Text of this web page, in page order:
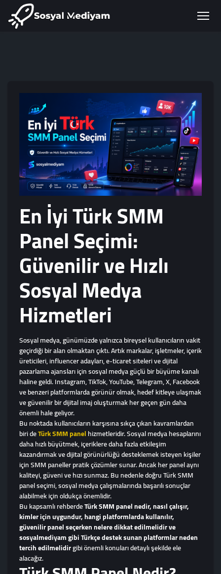
En İyi Türk SMM
Panel Seçimi:
Güvenilir ve Hızlı
Sosyal Medya
Hizmetleri
Sosyal medya, günümüzde yalnızca bireysel kullanıcıların vakit
geçirdiği bir alan olmaktan çıktı. Artık markalar, işletmeler, içerik
üreticileri, influencer adayları, e-ticaret siteleri ve dijital
pazarlama ajansları için sosyal medya güçlü bir büyüme kanalı
haline geldi. Instagram, TikTok, YouTube, Telegram, X, Facebook
ve benzeri platformlarda görünür olmak, hedef kitleye ulaşmak
ve güvenilir bir dijital imaj oluşturmak her geçen gün daha
önemli hale geliyor.
Bu noktada kullanıcıların karşısına sıkça çıkan kavramlardan
biri deTürk SMM panelhizmetleridir. Sosyal medya hesaplarını
daha hızlı büyütmek, içeriklere daha fazla etkileşim
kazandırmak ve dijital görünürlüğü desteklemek isteyen kişiler
için SMM paneller pratik çözümler sunar. Ancak her panel aynı
kaliteyi, güveni ve hızı sunmaz. Bu nedenle doğru Türk SMM
panel seçimi, sosyal medya çalışmalarında başarılı sonuçlar
alabilmek için oldukça önemlidir.
Bu kapsamlı rehberdeTürk SMM panel nedir, nasıl çalışır,
kimler için uygundur, hangi platformlarda kullanılır,
güvenilir panel seçerken nelere dikkat edilmelidir ve
sosyalmediyam gibi Türkçe destek sunan platformlar neden
tercih edilmelidirgibi önemli konuları detaylı şekilde ele
alacağız.